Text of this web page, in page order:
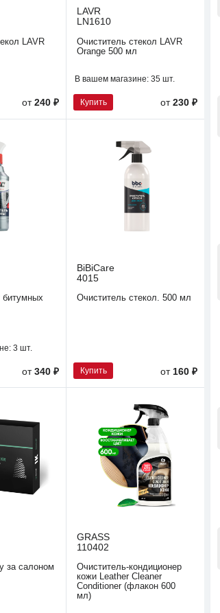
LAVR
от240 ₽
LAVR
LN1610
Очиститель стекол LAVR
Orange 500 мл
В вашем магазине: 35 шт.
Купить от 230 ₽
битумных
3 шт.
от340 ₽
BiBiCare
4015
Очиститель стекол. 500 мл
Купить от 160 ₽
за салоном
GRASS
110402
Очиститель-кондиционер
кожи Leather Cleaner
Conditioner (флакон 600
мл)